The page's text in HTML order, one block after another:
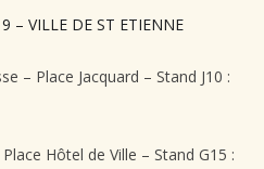
– VILLE DE ST ETIENNE⁠
– Place Jacquard – Stand J10 :⁠
Hôtel de Ville – Stand G15 :⁠